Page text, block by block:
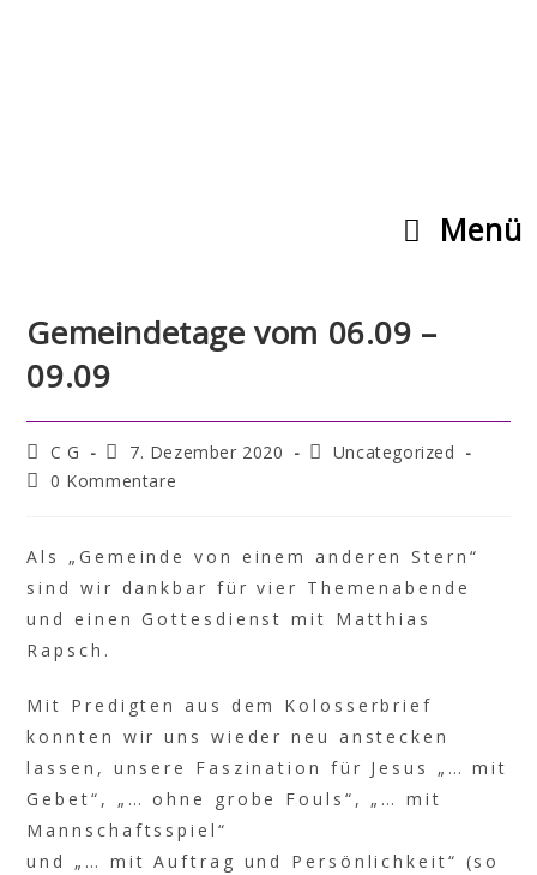
Menü
Gemeindetage vom 06.09 –
09.09
C G 7. Dezember 2020
Uncategorized
0 Kommentare
Als „Gemeinde von einem anderen Stern“
sind wir dankbar für vier Themenabende
und einen Gottesdienst mit Matthias
Rapsch.
Mit Predigten aus dem Kolosserbrief
konnten wir uns wieder neu anstecken
lassen, unsere Faszination für Jesus „… mit
Gebet“, „… ohne grobe Fouls“, „… mit
Mannschaftsspiel“
und „… mit Auftrag und Persönlichkeit“ (so